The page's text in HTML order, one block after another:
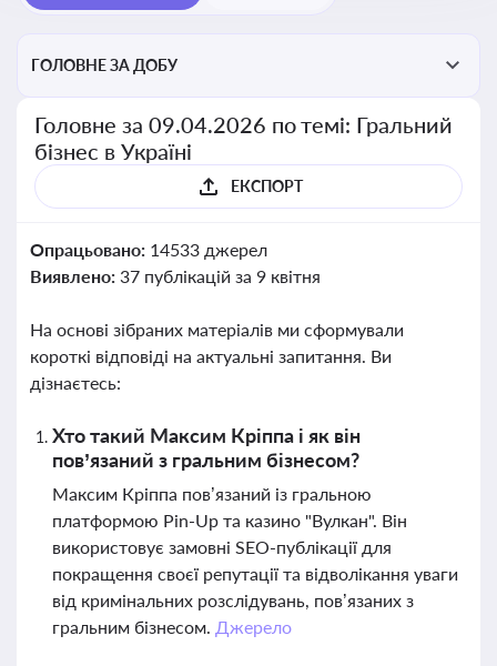
ГОЛОВНЕ ЗА ДОБУ
Головне за 09.04.2026 по темі: Гральний
бізнес в Україні
ЕКСПОРТ
Опрацьовано: 14533 джерел
Виявлено: 37 публікацій за 9 квітня
На основі зібраних матеріалів ми сформували
короткі відповіді на актуальні запитання. Ви
дізнаєтесь:
Хто такий Максим Кріппа і як він
пов’язаний з гральним бізнесом?
Максим Кріппа пов’язаний із гральною
платформою Pin-Up та казино "Вулкан". Він
використовує замовні SEO-публікації для
покращення своєї репутації та відволікання уваги
від кримінальних розслідувань, пов’язаних з
гральним бізнесом. Джерело